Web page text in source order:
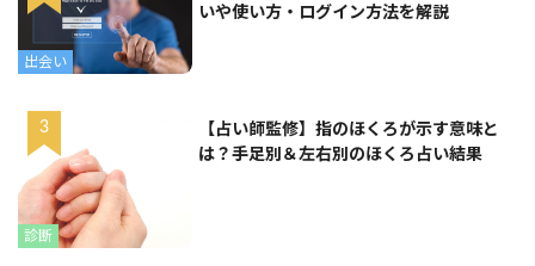
出会い
いや使い方・ログイン方法を解説
診断
【占い師監修】指のほくろが示す意味と
は？手足別＆左右別のほくろ占い結果